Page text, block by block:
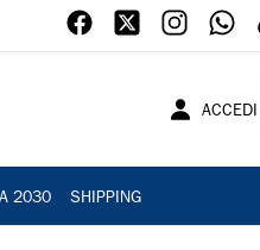
ACCEDI
2030 SHIPPING